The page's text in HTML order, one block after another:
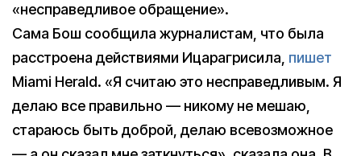
«несправедливое обращение».
Сама Бош сообщила журналистам, что была
расстроена действиями Ицарагрисила, пишет
Miami Herald. «Я считаю это несправедливым. Я
делаю все правильно — никому не мешаю,
стараюсь быть доброй, делаю всевозможное